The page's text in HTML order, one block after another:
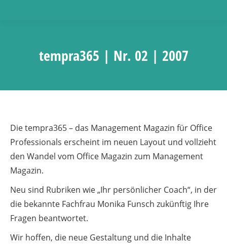
tempra365 | Nr. 02 | 2007
Die tempra365 – das Management Magazin für Office
Professionals erscheint im neuen Layout und vollzieht
den Wandel vom Office Magazin zum Management
Magazin.
Neu sind Rubriken wie „Ihr persönlicher Coach“, in der
die bekannte Fachfrau Monika Funsch zukünftig Ihre
Fragen beantwortet.
Wir hoffen, die neue Gestaltung und die Inhalte